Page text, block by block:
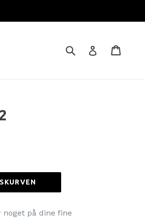
Brug Log ind
noget på dine fine